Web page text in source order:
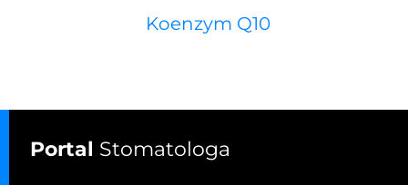
Koenzym Q10
Portal Stomatologa